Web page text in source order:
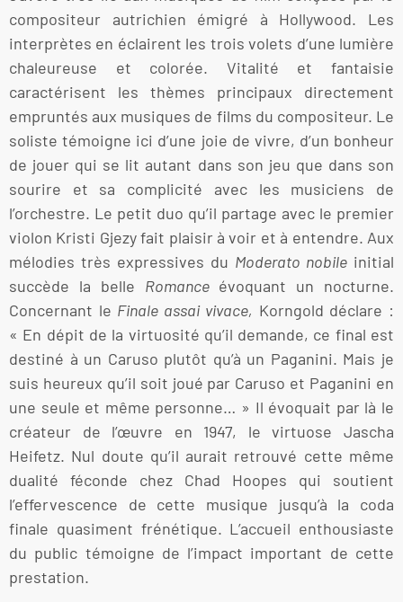
compositeur autrichien émigré à Hollywood. Les
interprètes en éclairent les trois volets d’une lumière
chaleureuse et colorée. Vitalité et fantaisie
caractérisent les thèmes principaux directement
empruntés aux musiques de films du compositeur. Le
soliste témoigne ici d’une joie de vivre, d’un bonheur
de jouer qui se lit autant dans son jeu que dans son
sourire et sa complicité avec les musiciens de
l’orchestre. Le petit duo qu’il partage avec le premier
violon Kristi Gjezy fait plaisir à voir et à entendre. Aux
mélodies très expressives du Moderato nobile initial
succède la belle Romanceévoquant un nocturne.
Concernant le Finale assai vivace, Korngold déclare :
« En dépit de la virtuosité qu’il demande, ce final est
destiné à un Caruso plutôt qu’à un Paganini. Mais je
suis heureux qu’il soit joué par Caruso et Paganini en
une seule et même personne… » Il évoquait par là le
créateur de l’œuvre en 1947, le virtuose Jascha
Heifetz. Nul doute qu’il aurait retrouvé cette même
dualité féconde chez Chad Hoopes qui soutient
l’effervescence de cette musique jusqu’à la coda
finale quasiment frénétique. L’accueil enthousiaste
du public témoigne de l’impact important de cette
prestation.